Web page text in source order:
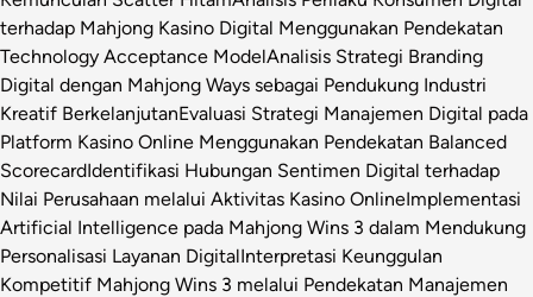
terhadap Mahjong Kasino Digital Menggunakan Pendekatan
Technology Acceptance ModelAnalisis Strategi Branding
Digital dengan Mahjong Ways sebagai Pendukung Industri
Kreatif BerkelanjutanEvaluasi Strategi Manajemen Digital pada
Platform Kasino Online Menggunakan Pendekatan Balanced
ScorecardIdentifikasi Hubungan Sentimen Digital terhadap
Nilai Perusahaan melalui Aktivitas Kasino OnlineImplementasi
Artificial Intelligence pada Mahjong Wins 3 dalam Mendukung
Personalisasi Layanan DigitalInterpretasi Keunggulan
Kompetitif Mahjong Wins 3 melalui Pendekatan Manajemen